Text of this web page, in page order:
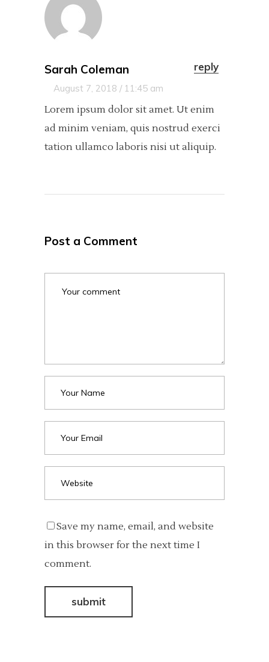
reply
Sarah Coleman
August 7, 2018 / 11:45 am
Lorem ipsum dolor sit amet. Ut enim
ad minim veniam, quis nostrud exerci
tation ullamco laboris nisi ut aliquip.
Post a Comment
Save my name, email, and website
in this browser for the next time I
comment.